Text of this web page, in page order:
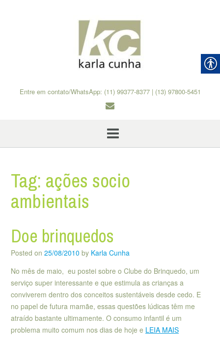
Entre em contato/WhatsApp: (11) 99377-8377 | (13) 97800-5451
Tag: ações socio
ambientais
Doe brinquedos
Posted on 25/08/2010 by Karla Cunha
No mês de maio, eu postei sobre o Clube do Brinquedo, um
serviço super interessante e que estimula as crianças a
conviverem dentro dos conceitos sustentáveis desde cedo. E
no papel de futura mamãe, essas questões lúdicas têm me
atraído bastante ultimamente. O consumo infantil é um
problema muito comum nos dias de hoje e LEIA MAIS